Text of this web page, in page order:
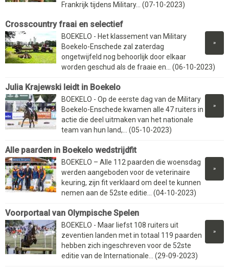
Frankrijk tijdens Military... (07-10-2023)
Crosscountry fraai en selectief
»
BOEKELO - Het klassement van Military
Boekelo-Enschede zal zaterdag
ongetwijfeld nog behoorlijk door elkaar
worden geschud als de fraaie en... (06-10-2023)
Julia Krajewski leidt in Boekelo
»
BOEKELO - Op de eerste dag van de Military
Boekelo-Enschede kwamen alle 47 ruiters in
actie die deel uitmaken van het nationale
team van hun land,... (05-10-2023)
Alle paarden in Boekelo wedstrijdfit
»
BOEKELO – Alle 112 paarden die woensdag
werden aangeboden voor de veterinaire
keuring, zijn fit verklaard om deel te kunnen
nemen aan de 52ste editie... (04-10-2023)
Voorportaal van Olympische Spelen
»
BOEKELO - Maar liefst 108 ruiters uit
zeventien landen met in totaal 119 paarden
hebben zich ingeschreven voor de 52ste
editie van de Internationale... (29-09-2023)